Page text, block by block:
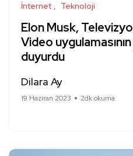
İnternet Teknoloji
Elon Musk,
Video
duyurdu
Dilara Ay
19 Haziran 2023 2dk okuma